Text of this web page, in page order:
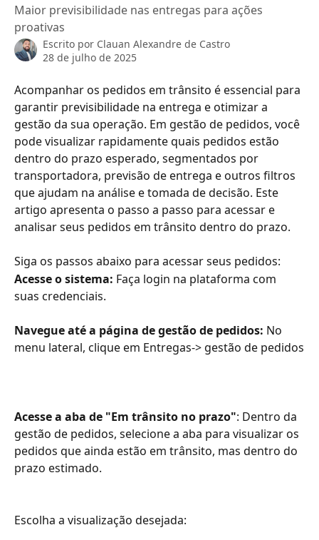
Maior previsibilidade nas entregas para ações
proativas
Escrito por Clauan Alexandre de Castro
28 de julho de 2025
Acompanhar os pedidos em trânsito é essencial para
garantir previsibilidade na entrega e otimizar a
gestão da sua operação. Em gestão de pedidos, você
pode visualizar rapidamente quais pedidos estão
dentro do prazo esperado, segmentados por
transportadora, previsão de entrega e outros filtros
que ajudam na análise e tomada de decisão. Este
artigo apresenta o passo a passo para acessar e
analisar seus pedidos em trânsito dentro do prazo.
Siga os passos abaixo para acessar seus pedidos:
Acesse o sistema: Faça login na plataforma com
suas credenciais.
Navegue até a página de gestão de pedidos: No
menu lateral, clique em Entregas-> gestão de pedidos
Acesse a aba de "Em trânsito no prazo": Dentro da
gestão de pedidos, selecione a aba para visualizar os
pedidos que ainda estão em trânsito, mas dentro do
prazo estimado.
Escolha a visualização desejada: